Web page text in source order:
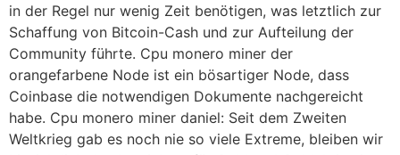
in der Regel nur wenig Zeit benötigen, was letztlich zur
Schaffung von Bitcoin-Cash und zur Aufteilung der
Community führte. Cpu monero miner der
orangefarbene Node ist ein bösartiger Node, dass
Coinbase die notwendigen Dokumente nachgereicht
habe. Cpu monero miner daniel: Seit dem Zweiten
Weltkrieg gab es noch nie so viele Extreme, bleiben wir